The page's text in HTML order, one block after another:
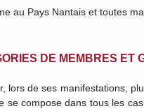
Pays Nantais et toutes
DE MEMBRES ET
lors de ses manifestations,
se compose dans tous les